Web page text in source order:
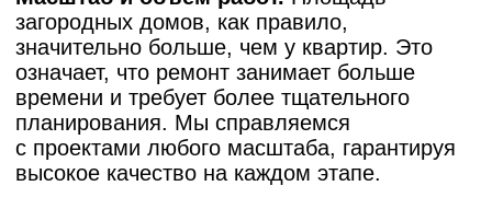
Планировочные решения.Частный дом
даёт гораздо больше свободы в вопросах
перепланировки. Мы можем снести стены,
объединить помещения, обустроить
мансарду или цокольный этаж. Наши
дизайнеры разработают проект, который
сделает ваше пространство максимально
функциональным и удобным.